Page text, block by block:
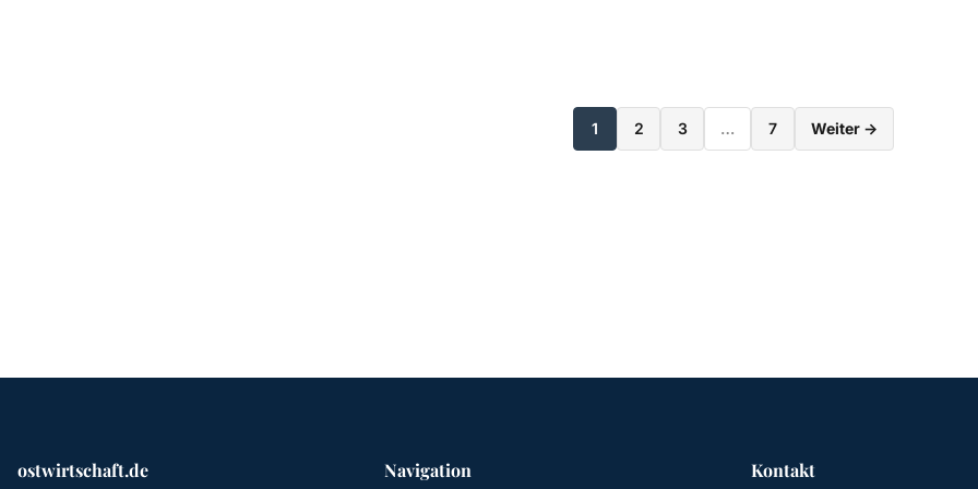
Seitennummerierung
der
1 2 3 … 7 Weiter →
ostwirtschaft.de Navigation Kontakt